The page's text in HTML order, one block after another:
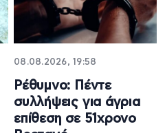
08.08.2026, 19:58
Ρέθυμνο: Πέντε
συλλήψεις για άγρια
επίθεση σε 51χρονο